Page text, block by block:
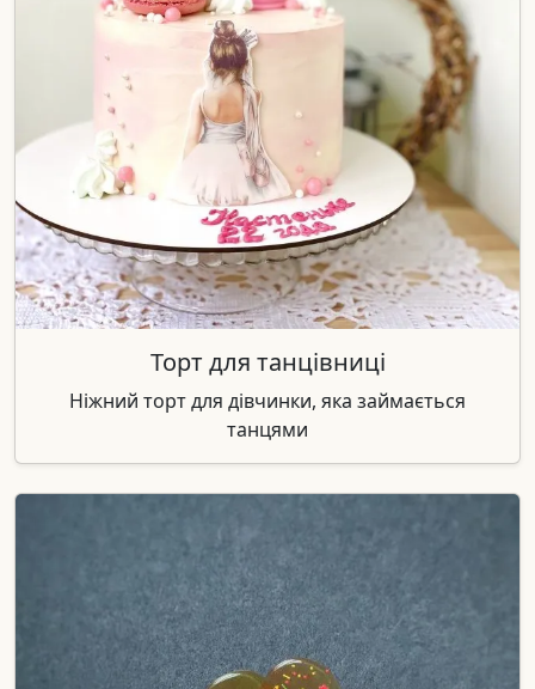
Торт для танцівниці
Ніжний торт для дівчинки, яка займається
танцями